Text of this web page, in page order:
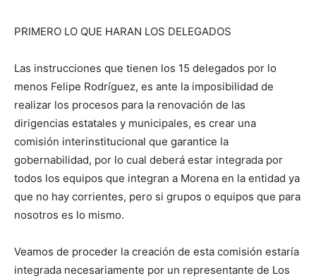
PRIMERO LO QUE HARAN LOS DELEGADOS
Las instrucciones que tienen los 15 delegados por lo
menos Felipe Rodríguez, es ante la imposibilidad de
realizar los procesos para la renovación de las
dirigencias estatales y municipales, es crear una
comisión interinstitucional que garantice la
gobernabilidad, por lo cual deberá estar integrada por
todos los equipos que integran a Morena en la entidad ya
que no hay corrientes, pero si grupos o equipos que para
nosotros es lo mismo.
Veamos de proceder la creación de esta comisión estaría
integrada necesariamente por un representante de Los